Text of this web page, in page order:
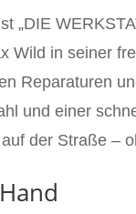
„DIE
Wild in seiner
Reparaturen
und einer
der Straße –